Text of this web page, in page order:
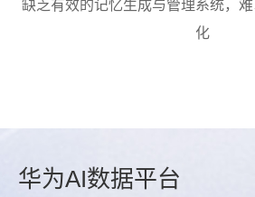
缺乏有效的记忆生成与管理系统，
化
华为AI数据平台